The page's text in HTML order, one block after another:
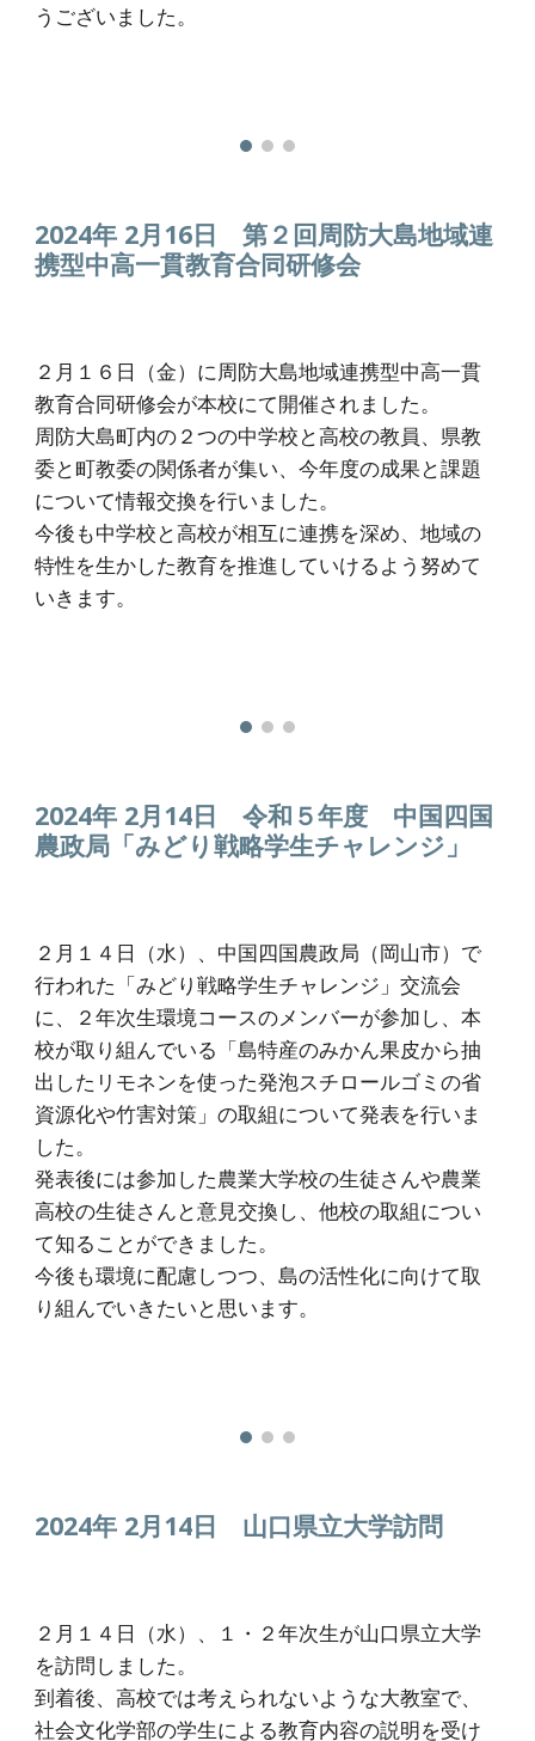
うございました。
2024年 2月16日第２回周防大島地域連
携型中高一貫教育合同研修会
２月１６日（金）に周防大島地域連携型中高一貫
教育合同研修会が本校にて開催されました。
周防大島町内の２つの中学校と高校の教員、県教
委と町教委の関係者が集い、今年度の成果と課題
について情報交換を行いました。
今後も中学校と高校が相互に連携を深め、地域の
特性を生かした教育を推進していけるよう努めて
いきます。
2024年 2月14日令和５年度 中国四国
農政局「みどり戦略学生チャレンジ」
２月１４日（水）、中国四国農政局（岡山市）で
行われた「みどり戦略学生チャレンジ」交流会
に、２年次生環境コースのメンバーが参加し、本
校が取り組んでいる「島特産のみかん果皮から抽
出したリモネンを使った発泡スチロールゴミの省
資源化や竹害対策」の取組について発表を行いま
した。
発表後には参加した農業大学校の生徒さんや農業
高校の生徒さんと意見交換し、他校の取組につい
て知ることができました。
今後も環境に配慮しつつ、島の活性化に向けて取
り組んでいきたいと思います。
2024年 2月14日 山口県立大学訪問
２月１４日（水）、１・２年次生が山口県立大学
を訪問しました。
到着後、高校では考えられないような大教室で、
社会文化学部の学生による教育内容の説明を受け